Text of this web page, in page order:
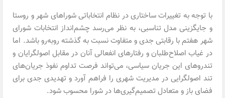
با توجه به تغییرات ساختاری در نظام انتخاباتی شوراهای شهر و روستا
و جایگزینی مدل تناسبی، به نظر می‌رسد چشم‌انداز انتخابات شورای
شهر هفتم با رقابتی جدی و متفاوت نسبت به گذشته روبه‌رو باشد. اما
در غیاب اصلاح‌طلبان و رفتارهای انفعالی آنان در مقابل اصولگرایان و
تندروهای این جریان سیاسی، می‌تواند فرصت تداوم نفوذ جریان‌های
تند اصولگرایی در مدیریت شهری را فراهم آورد و تهدیدی جدی برای
فضای باز و متعادل تصمیم‌گیری‌ها در شورا محسوب شود.